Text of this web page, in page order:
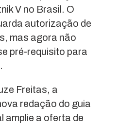
V no Brasil. O
autorização de
mas agora não
pré-requisito para
Freitas, a
redação do guia
amplie a oferta de